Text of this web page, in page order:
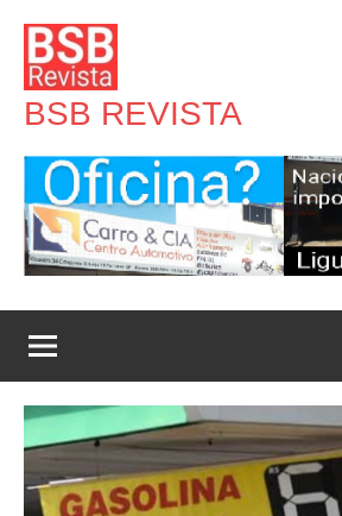
para
conteúdo
BSB REVISTA